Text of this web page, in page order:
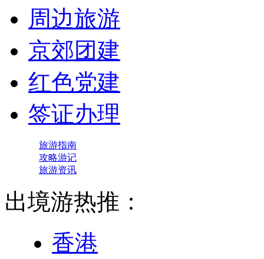
周边旅游
京郊团建
红色党建
签证办理
旅游指南
攻略游记
旅游资讯
出境游热推：
香港